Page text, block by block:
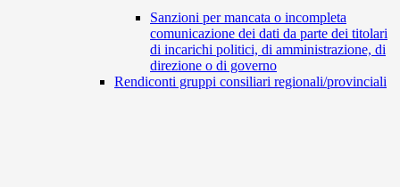
Sanzioni per mancata o incompleta
comunicazione dei dati da parte dei titolari
di incarichi politici, di amministrazione, di
direzione o di governo
Rendiconti gruppi consiliari regionali/provinciali